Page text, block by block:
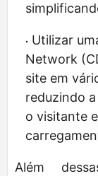
Utilizar
Network
site em
reduzindo
o visitante
Além